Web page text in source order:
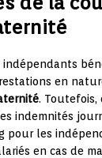
indépendants
en
. Toutefois,
indemnités
pour les
en cas de